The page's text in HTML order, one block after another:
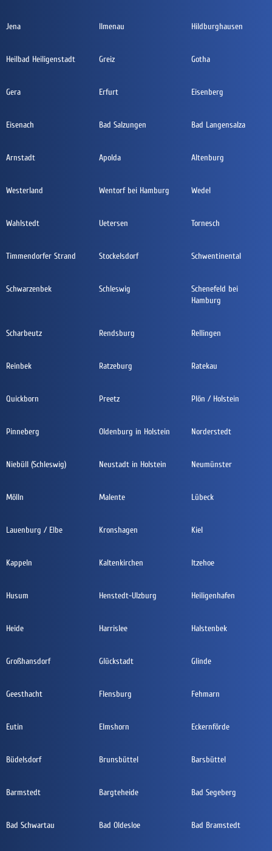
Jena Ilmenau Hildburghausen
Heilbad Heiligenstadt Greiz Gotha
Gera Erfurt Eisenberg
Eisenach Bad Salzungen Bad Langensalza
Arnstadt Apolda Altenburg
Westerland Wentorf bei Hamburg Wedel
Wahlstedt Uetersen Tornesch
Timmendorfer Strand Stockelsdorf Schwentinental
Schwarzenbek Schleswig
Schenefeld bei
Hamburg
Scharbeutz Rendsburg Rellingen
Reinbek Ratzeburg Ratekau
Quickborn Preetz Plön / Holstein
Pinneberg Oldenburg in Holstein Norderstedt
Niebüll (Schleswig) Neustadt in Holstein Neumünster
Mölln Malente Lübeck
Lauenburg / Elbe Kronshagen Kiel
Kappeln Kaltenkirchen Itzehoe
Husum Henstedt-Ulzburg Heiligenhafen
Heide Harrislee Halstenbek
Großhansdorf Glückstadt Glinde
Geesthacht Flensburg Fehmarn
Eutin Elmshorn Eckernförde
Büdelsdorf Brunsbüttel Barsbüttel
Barmstedt Bargteheide Bad Segeberg
Bad Schwartau Bad Oldesloe Bad Bramstedt